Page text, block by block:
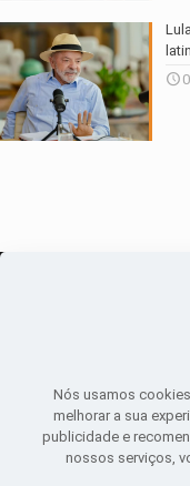
Sobre|
Nós usamos
melhorar a sua
publicidade e
nossos serviços,